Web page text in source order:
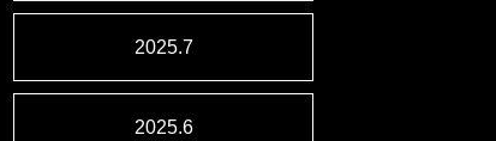
2025.7
2025.6